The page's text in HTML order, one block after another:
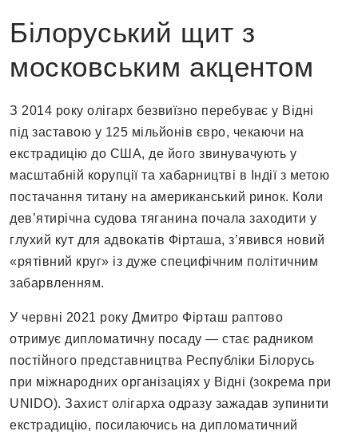
Білоруський щит з
московським акцентом
З 2014 року олігарх безвиїзно перебуває у Відні
під заставою у 125 мільйонів євро, чекаючи на
екстрадицію до США, де його звинувачують у
масштабній корупції та хабарництві в Індії з метою
постачання титану на американський ринок. Коли
дев’ятирічна судова тяганина почала заходити у
глухий кут для адвокатів Фірташа, з’явився новий
«рятівний круг» із дуже специфічним політичним
забарвленням.
У червні 2021 року Дмитро Фірташ раптово
отримує дипломатичну посаду — стає радником
постійного представництва Республіки Білорусь
при міжнародних організаціях у Відні (зокрема при
UNIDO). Захист олігарха одразу зажадав зупинити
екстрадицію, посилаючись на дипломатичний